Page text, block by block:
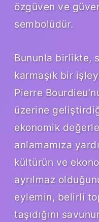
özgüven ve
sembolüdür.
Bununla birlikte,
karmaşık bir
Pierre
üzerine
ekonomik
anlamamıza
kültürün ve
ayrılmaz
eylemin, belirli
taşıdığını